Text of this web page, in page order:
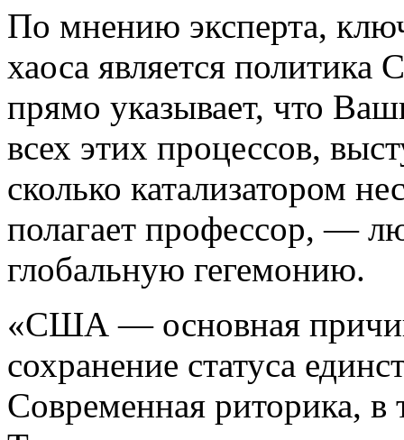
По мнению эксперта,
хаоса является
прямо указывает, что
всех этих процессов,
сколько катализатором
полагает профессор, —
глобальную гегемонию.
«США — основная
сохранение статуса
Современная риторика, в